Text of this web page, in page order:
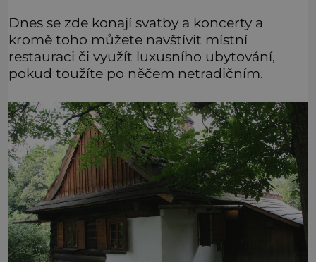
Dnes se zde konají svatby a koncerty a
kromě toho můžete navštívit místní
restauraci či využít luxusního ubytování,
pokud toužíte po něčem netradičním.